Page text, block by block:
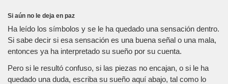
Si aún no le deja en paz
Ha leído los símbolos y se le ha quedado una sensación dentro.
Si sabe decir si esa sensación es una buena señal o una mala,
entonces ya ha interpretado su sueño por su cuenta.
Pero si le resultó confuso, si las piezas no encajan, o si le ha
quedado una duda, escriba su sueño aquí abajo, tal como lo